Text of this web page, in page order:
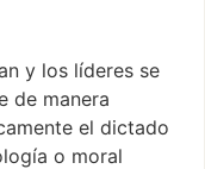
y los líderes se
de manera
el dictado
o moral